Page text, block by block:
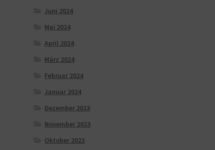
Juni 2024
Mai 2024
April 2024
März 2024
Februar 2024
Januar 2024
Dezember 2023
November 2023
Oktober 2023